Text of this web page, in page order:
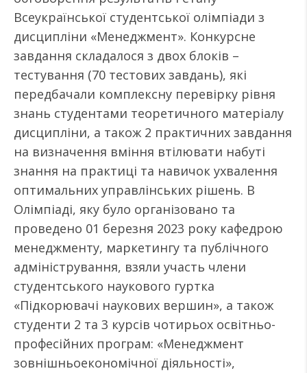
Всеукраїнської студентської олімпіади з
дисципліни «Менеджмент». Конкурсне
завдання складалося з двох блоків –
тестування (70 тестових завдань), які
передбачали комплексну перевірку рівня
знань студентами теоретичного матеріалу
дисципліни, а також 2 практичних завдання
на визначення вміння втілювати набуті
знання на практиці та навичок ухвалення
оптимальних управлінських рішень. В
Олімпіаді, яку було організовано та
проведено 01 березня 2023 року кафедрою
менеджменту, маркетингу та публічного
адміністрування, взяли участь члени
студентського наукового гуртка
«Підкорювачі наукових вершин», а також
студенти 2 та 3 курсів чотирьох освітньо-
професійних програм: «Менеджмент
зовнішньоекономічної діяльності»,